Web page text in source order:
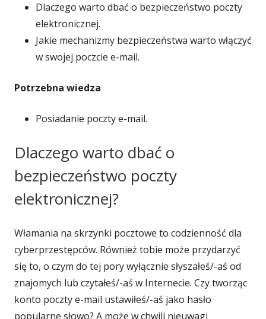
oknie
nowym
Dlaczego warto dbać o bezpieczeństwo poczty
elektronicznej.
Jakie mechanizmy bezpieczeństwa warto włączyć
w swojej poczcie e-mail.
Potrzebna wiedza
Posiadanie poczty e-mail.
Dlaczego warto dbać o
bezpieczeństwo poczty
elektronicznej?
Włamania na skrzynki pocztowe to codzienność dla
cyberprzestępców. Również tobie może przydarzyć
się to, o czym do tej pory wyłącznie słyszałeś/-aś od
znajomych lub czytałeś/-aś w Internecie. Czy tworząc
konto poczty e-mail ustawiłeś/-aś jako hasło
popularne słowo? A może w chwili nieuwagi